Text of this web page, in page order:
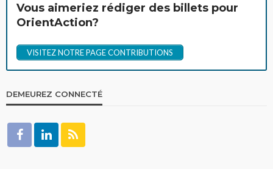
Vous aimeriez rédiger des billets pour
OrientAction?
VISITEZ NOTRE PAGE CONTRIBUTIONS
DEMEUREZ CONNECTÉ